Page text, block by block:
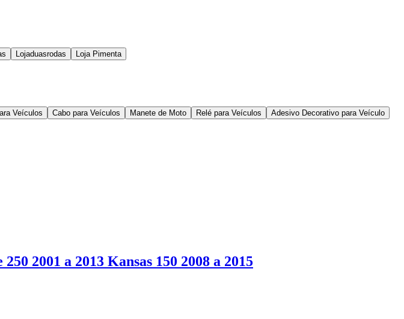
Lojaduasrodas Loja Pimenta
Veículos Cabo para Veículos Manete de Moto Relé para Veículos
Adesivo Decorativo para Veículo
2001 a 2013 Kansas 150 2008 a 2015